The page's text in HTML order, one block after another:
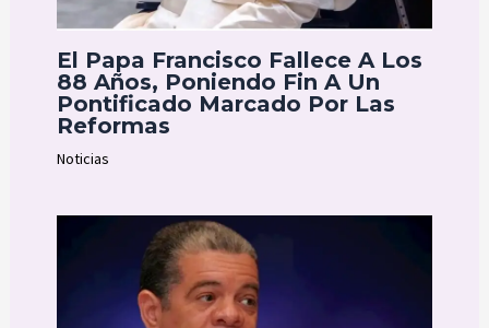
El Papa Francisco Fallece A Los
88 Años, Poniendo Fin A Un
Pontificado Marcado Por Las
Reformas
Noticias